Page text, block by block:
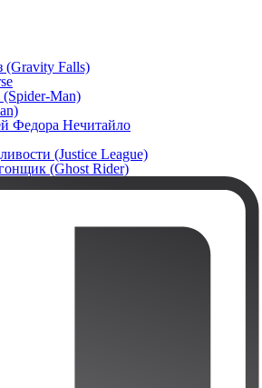
(Gravity Falls)
Man)
Федора Нечитайло
(Justice League)
(Ghost Rider)